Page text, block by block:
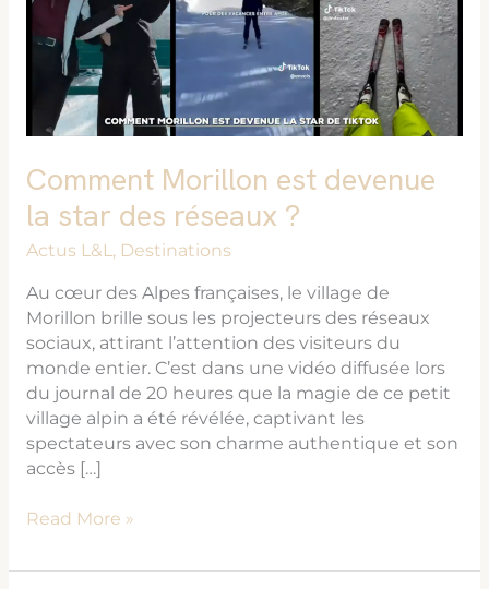
Comment Morillon est devenue
la star des réseaux ?
Actus L&L, Destinations
Au cœur des Alpes françaises, le village de
Morillon brille sous les projecteurs des réseaux
sociaux, attirant l’attention des visiteurs du
monde entier. C’est dans une vidéo diffusée lors
du journal de 20 heures que la magie de ce petit
village alpin a été révélée, captivant les
spectateurs avec son charme authentique et son
accès […]
des
réseaux
Read More »